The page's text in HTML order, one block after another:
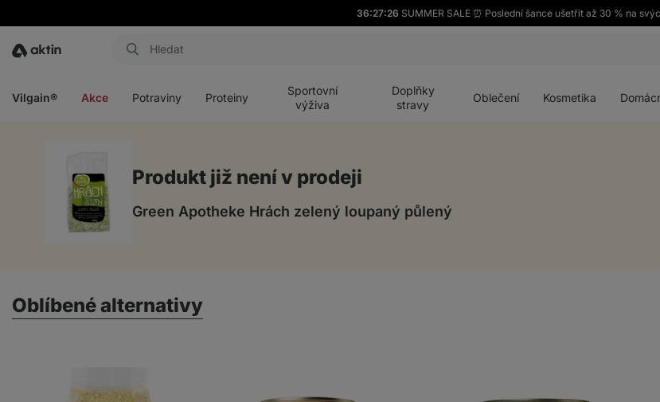
36:27:25 SUMMER SALE ⏰ Poslední šance ušetřit až 30 % na
Aktin
Vilgain® Akce Potraviny Proteiny
Sportovní
výživa
Doplňky
stravy
Oblečení Kosmetika
Produkt již není v prodeji
Green Apotheke Hrách zelený loupaný půlený
Oblíbené alternativy